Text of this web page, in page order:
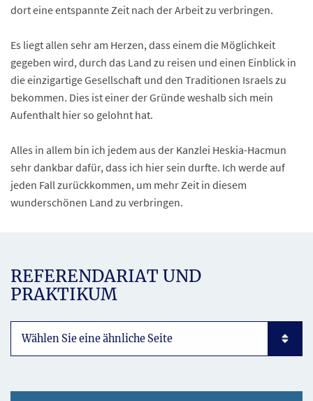
dort eine entspannte Zeit nach der Arbeit zu verbringen.
Es liegt allen sehr am Herzen, dass einem die Möglichkeit
gegeben wird, durch das Land zu reisen und einen Einblick in
die einzigartige Gesellschaft und den Traditionen Israels zu
bekommen. Dies ist einer der Gründe weshalb sich mein
Aufenthalt hier so gelohnt hat.
Alles in allem bin ich jedem aus der Kanzlei Heskia-Hacmun
sehr dankbar dafür, dass ich hier sein durfte. Ich werde auf
jeden Fall zurückkommen, um mehr Zeit in diesem
wunderschönen Land zu verbringen.
REFERENDARIAT UND
PRAKTIKUM